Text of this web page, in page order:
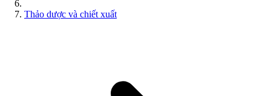
Thảo dược và chiết xuất